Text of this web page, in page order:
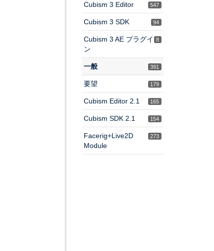
547
Cubism 3 Editor
94
Cubism 3 SDK
8
Cubism 3 AE プラグイ
ン
391
一般
179
要望
165
Cubism Editor 2.1
154
Cubism SDK 2.1
273
Facerig+Live2D
Module